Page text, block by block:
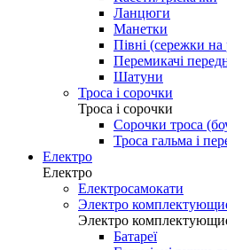
Ланцюги
Манетки
Півні (сережки на
Перемикачі
Шатуни
Троса і сорочки
Троса і сорочки
Сорочки троса
Троса гальма і
Електро
Електро
Електросамокати
Электро
Электро
Батареї